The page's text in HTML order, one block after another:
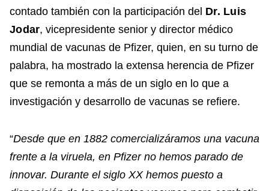
contado también con la participación del Dr. Luis
Jodar, vicepresidente senior y director médico
mundial de vacunas de Pfizer, quien, en su turno de
palabra, ha mostrado la extensa herencia de Pfizer
que se remonta a más de un siglo en lo que a
investigación y desarrollo de vacunas se refiere.
“Desde que en 1882 comercializáramos una vacuna
frente a la viruela, en Pfizer no hemos parado de
innovar. Durante el siglo XX hemos puesto a